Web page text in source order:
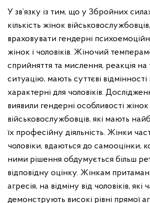
У зв’язку із тим, що у Збройних
кількість жінок
враховувати гендерні
жінок і чоловіків. Жіночий
сприйняття та мислення, реакція на
ситуацію, мають суттєві відмінності
характерні для чоловіків.
виявили гендерні особливості жінок
військовослужбовців, які мають
їх професійну діяльність. Жінки
чоловіки, вдаються до самооцінки,
ними рішення обдумується більш
відповідну оцінку. Жінкам
агресія, на відміну від чоловіків, які
демонструють високі рівні прямої